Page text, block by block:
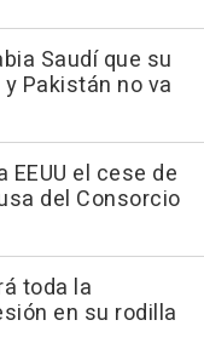
Saudí que su
Pakistán no va
el cese de
del Consorcio
toda la
en su rodilla